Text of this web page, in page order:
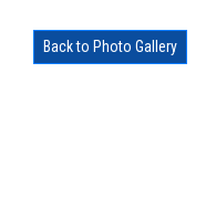
Back to Photo Gallery